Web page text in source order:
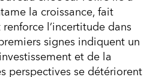
la croissance, fait
l’incertitude dans
signes indiquent un
et de la
perspectives se détériorent